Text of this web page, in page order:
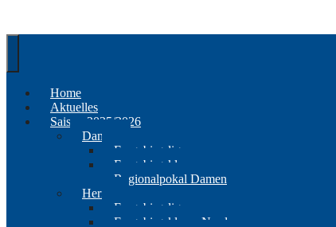
Home
Aktuelles
Saison 2025/2026
Damen
Erzgebirgsliga
Erzgebirgsklasse
Regionalpokal Damen
Herren
Erzgebirgsliga
Erzgebirgsklasse Nord